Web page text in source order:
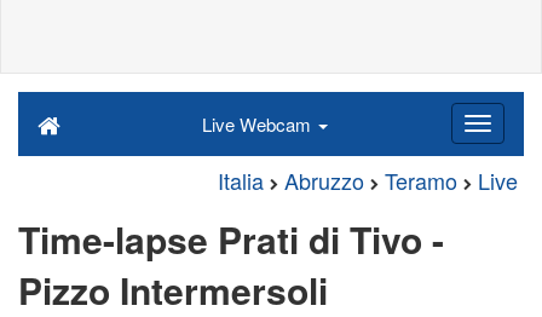
Live Webcam
Italia Abruzzo Teramo Live
Time-lapse Prati di Tivo -
Pizzo Intermersoli